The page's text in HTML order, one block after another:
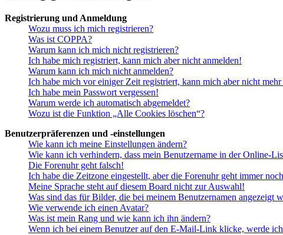
Registrierung und Anmeldung
Wozu muss ich mich registrieren?
Was ist COPPA?
Warum kann ich mich nicht registrieren?
Ich habe mich registriert, kann mich aber nicht anmelden!
Warum kann ich mich nicht anmelden?
Ich habe mich vor einiger Zeit registriert, kann mich aber nicht mehr
Ich habe mein Passwort vergessen!
Warum werde ich automatisch abgemeldet?
Wozu ist die Funktion „Alle Cookies löschen“?
Benutzerpräferenzen und -einstellungen
Wie kann ich meine Einstellungen ändern?
Wie kann ich verhindern, dass mein Benutzername in der Online-
Die Forenuhr geht falsch!
Ich habe die Zeitzone eingestellt, aber die Forenuhr geht immer
Meine Sprache steht auf diesem Board nicht zur Auswahl!
Was sind das für Bilder, die bei meinem Benutzernamen angezeigt
Wie verwende ich einen Avatar?
Was ist mein Rang und wie kann ich ihn ändern?
Wenn ich bei einem Benutzer auf den E-Mail-Link klicke, werde